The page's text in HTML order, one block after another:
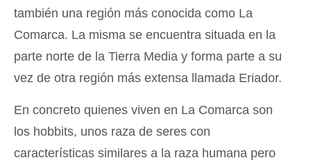
también una región más conocida como La
Comarca. La misma se encuentra situada en la
parte norte de la Tierra Media y forma parte a su
vez de otra región más extensa llamada Eriador.
En concreto quienes viven en La Comarca son
los hobbits, unos raza de seres con
características similares a la raza humana pero